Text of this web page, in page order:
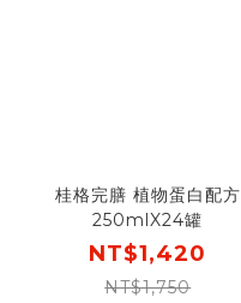
桂格完膳 植物蛋白配方
250mlX24罐
NT$1,420
NT$1,750